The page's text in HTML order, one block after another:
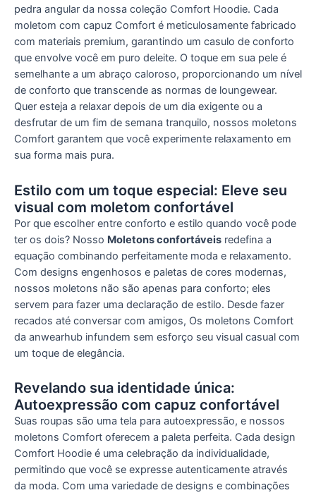
pedra angular da nossa coleção Comfort Hoodie. Cada
moletom com capuz Comfort é meticulosamente fabricado
com materiais premium, garantindo um casulo de conforto
que envolve você em puro deleite. O toque em sua pele é
semelhante a um abraço caloroso, proporcionando um nível
de conforto que transcende as normas de loungewear.
Quer esteja a relaxar depois de um dia exigente ou a
desfrutar de um fim de semana tranquilo, nossos moletons
Comfort garantem que você experimente relaxamento em
sua forma mais pura.
Estilo com um toque especial: Eleve seu
visual com moletom confortável
Por que escolher entre conforto e estilo quando você pode
ter os dois? Nosso Moletons confortáveis redefina a
equação combinando perfeitamente moda e relaxamento.
Com designs engenhosos e paletas de cores modernas,
nossos moletons não são apenas para conforto; eles
servem para fazer uma declaração de estilo. Desde fazer
recados até conversar com amigos, Os moletons Comfort
da anwearhub infundem sem esforço seu visual casual com
um toque de elegância.
Revelando sua identidade única:
Autoexpressão com capuz confortável
Suas roupas são uma tela para autoexpressão, e nossos
moletons Comfort oferecem a paleta perfeita. Cada design
Comfort Hoodie é uma celebração da individualidade,
permitindo que você se expresse autenticamente através
da moda. Com uma variedade de designs e combinações